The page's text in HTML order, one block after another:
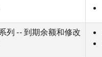
列 -- 到期余额和修改